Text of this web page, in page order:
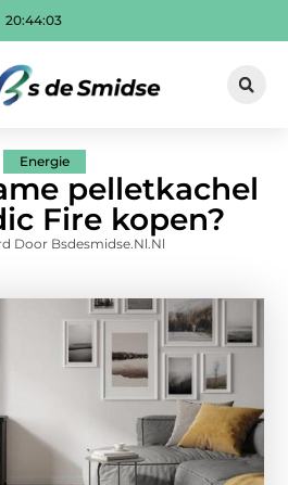
20:44:03
Energie
pelletkachel
Fire kopen?
Door Bsdesmidse.nl.nl